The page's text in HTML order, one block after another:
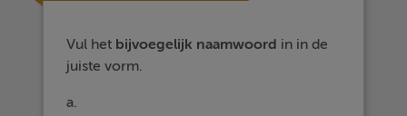
Vul het bijvoegelijk naamwoord in in de
juiste vorm.
a.